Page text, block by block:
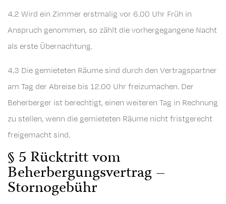
4.2 Wird ein Zimmer erstmalig vor 6.00 Uhr Früh in
Anspruch genommen, so zählt die vorhergegangene Nacht
als erste Übernachtung.
4.3 Die gemieteten Räume sind durch den Vertragspartner
am Tag der Abreise bis 12.00 Uhr freizumachen. Der
Beherberger ist berechtigt, einen weiteren Tag in Rechnung
zu stellen, wenn die gemieteten Räume nicht fristgerecht
freigemacht sind.
§ 5 Rücktritt vom
Beherbergungsvertrag –
Stornogebühr